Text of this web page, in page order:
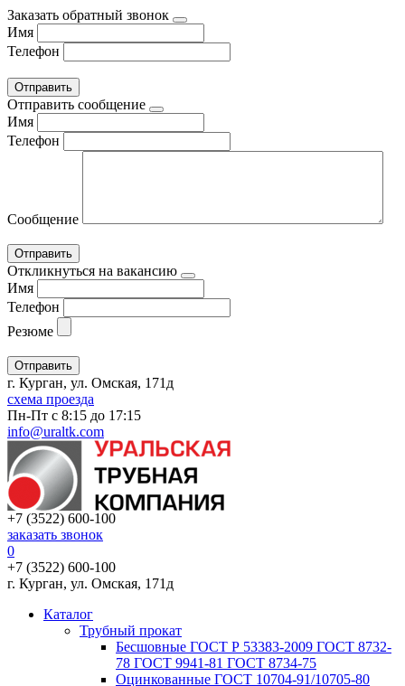
Заказать обратный звонок
Имя
Телефон
Отправить сообщение
Имя
Телефон
Сообщение
Откликнуться на вакансию
Имя
Телефон
Резюме
г. Курган, ул. Омская, 171д
схема проезда
Пн-Пт с 8:15 до 17:15
info@uraltk.com
+7 (3522) 600-100
заказать звонок
0
+7 (3522) 600-100
г. Курган, ул. Омская, 171д
Каталог
Трубный прокат
Беcшовные ГОСТ Р 53383-2009 ГОСТ 8732-
78 ГОСТ 9941-81 ГОСТ 8734-75
Оцинкованные ГОСТ 10704-91/10705-80